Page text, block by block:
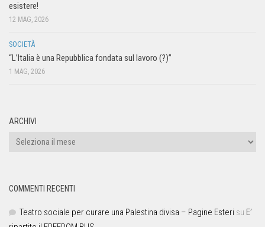
esistere!
12 MAG, 2026
SOCIETÀ
“L’Italia è una Repubblica fondata sul lavoro (?)”
1 MAG, 2026
ARCHIVI
COMMENTI RECENTI
Teatro sociale per curare una Palestina divisa – Pagine Esteri su E’